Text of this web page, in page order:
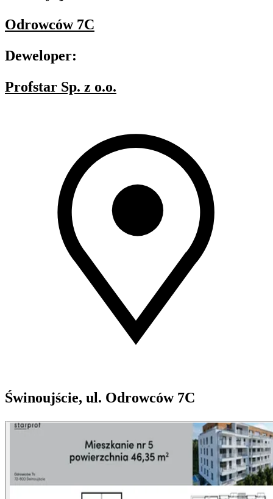
Odrowców 7C
Deweloper:
Profstar Sp. z o.o.
Świnoujście, ul. Odrowców 7C